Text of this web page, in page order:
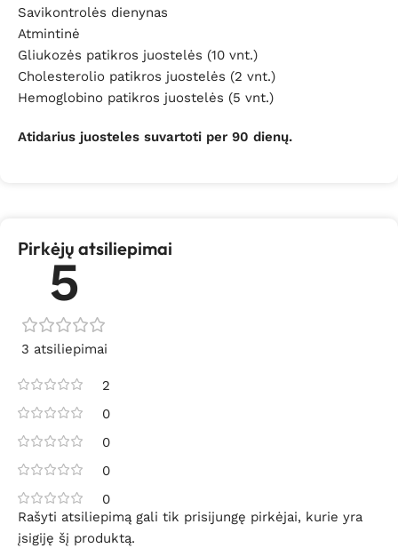
Savikontrolės dienynas
Atmintinė
Gliukozės patikros juostelės (10 vnt.)
Cholesterolio patikros juostelės (2 vnt.)
Hemoglobino patikros juostelės (5 vnt.)
Atidarius juosteles suvartoti per 90 dienų.
Pirkėjų atsiliepimai
5
3 atsiliepimai
2
0
0
0
0
Rašyti atsiliepimą gali tik prisijungę pirkėjai, kurie yra
įsigiję šį produktą.